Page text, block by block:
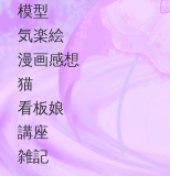
模型
気楽絵
漫画感想
猫
看板娘
講座
雑記